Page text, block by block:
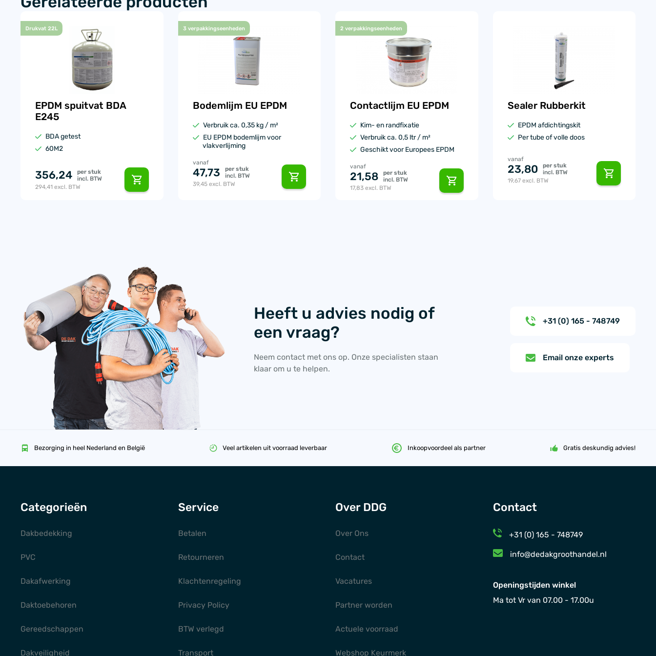
Drukvat 22L
EPDM spuitvat BDA
E245
BDA getest
60M2
356,24
per stuk
incl. BTW
294,41 excl. BTW
3 verpakkingseenheden
Bodemlijm EU EPDM
Verbruik ca. 0,35 kg / m²
EU EPDM bodemlijm voor
vlakverlijming
vanaf
47,73
per stuk
incl. BTW
39,45excl. BTW
2 verpakkingseenheden
Contactlijm EU EPDM
Kim- en randfixatie
Verbruik ca. 0,5 ltr / m²
Geschikt voor Europees EPDM
vanaf
21,58
per stuk
incl. BTW
17,83 excl. BTW
Sealer Rubberkit
EPDM afdichtingskit
Per tube of volle doos
vanaf
23,80
per stuk
incl. BTW
19,67excl. BTW
Heeft u advies nodig of
een vraag?
Neem contact met ons op. Onze specialisten staan
klaar om u te helpen.
+31 (0) 165 - 748749
Email onze experts
Bezorging in heel Nederland en België Veel artikelen uit voorraad leverbaar Inkoopvoordeel als partner Gratis deskundig advies!
Categorieën
Dakbedekking
PVC
Dakafwerking
Daktoebehoren
Gereedschappen
Dakveiligheid
Service
Betalen
Retourneren
Klachtenregeling
Privacy Policy
BTW verlegd
Transport
Over DDG
Over Ons
Contact
Vacatures
Partner worden
Actuele voorraad
Webshop Keurmerk
Contact
+31 (0) 165 - 748749
info@dedakgroothandel.nl
Openingstijden winkel
Ma tot Vr van 07.00 - 17.00u